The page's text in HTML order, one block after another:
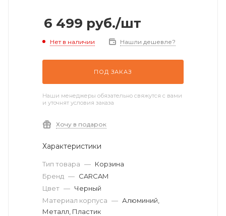
6 499 руб./шт
Нет в наличии Нашли дешевле?
ПОД ЗАКАЗ
Наши менеджеры обязательно свяжутся с вами
и уточнят условия заказа
Хочу в подарок
Характеристики
Тип товара — Корзина
Бренд — CARCAM
Цвет — Черный
Материал корпуса — Алюминий,
Металл, Пластик